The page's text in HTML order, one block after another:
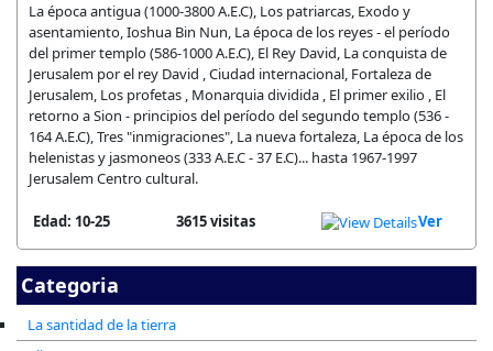
Categoria
La santidad de la tierra
La época antigua (1000-3800 A.E.C), Los patriarcas, Exodo y
asentamiento, Ioshua Bin Nun, La época de los reyes - el período
del primer templo (586-1000 A.E.C), El Rey David, La conquista de
Jerusalem por el rey David , Ciudad internacional, Fortaleza de
Jerusalem, Los profetas , Monarquia dividida , El primer exilio , El
retorno a Sion - principios del período del segundo templo (536 -
164 A.E.C), Tres "inmigraciones", La nueva fortaleza, La época de los
helenistas y jasmoneos (333 A.E.C - 37 E.C)... hasta 1967-1997
Jerusalem Centro cultural.
Edad: 10-25 3615 visitas Ver